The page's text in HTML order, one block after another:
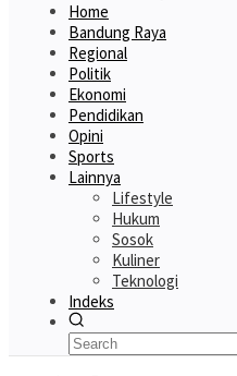
Home
Bandung Raya
Regional
Politik
Ekonomi
Pendidikan
Opini
Sports
Lainnya
Lifestyle
Hukum
Sosok
Kuliner
Teknologi
Indeks